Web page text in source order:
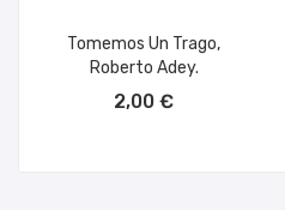
Tomemos Un Trago,
Roberto Adey.
2,00 €